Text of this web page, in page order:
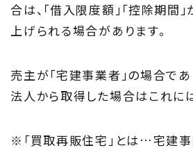
合は、「借入限度額」「控除期間
上げられる場合があります。
売主が「宅建事業者」の場合であ
法人から取得した場合はこれに
※「買取再販住宅」とは…宅建事